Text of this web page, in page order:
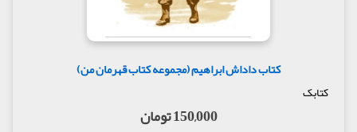
کتاب داداش ابراهیم (مجموعه کتاب قهرمان من)
کتابک
150,000 تومان